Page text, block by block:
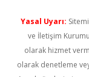
Yasal Uyarı:
ve İletişim
olarak hizmet
olarak denetleme